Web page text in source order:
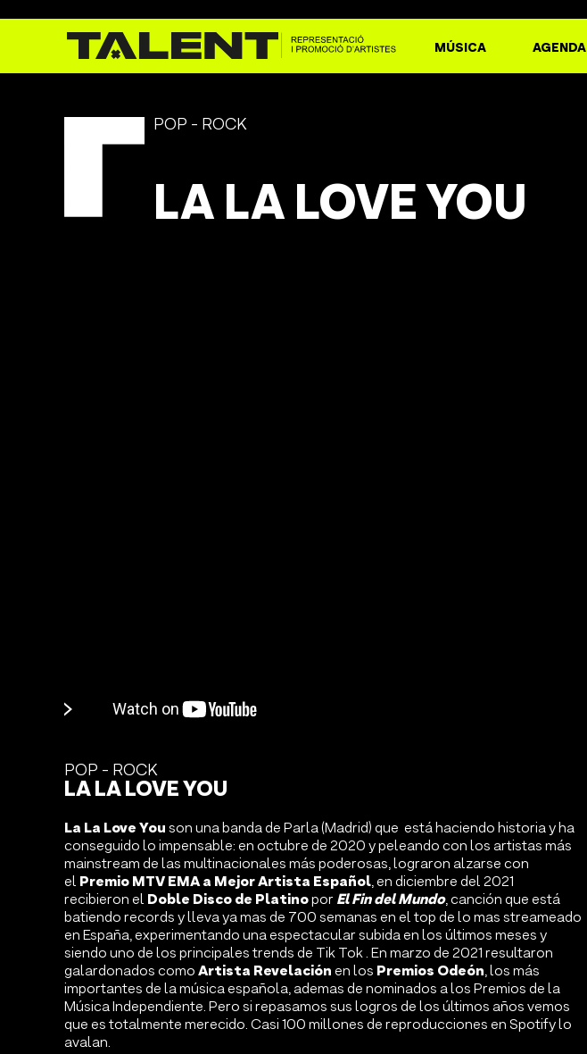
MÚSICA AGENDA
POP - ROCK
LA LA LOVE YOU
POP - ROCK
LA LA LOVE YOU
La La Love Youson una banda de Parla (Madrid) que está haciendo historia y ha
conseguido lo impensable: en octubre de 2020 y peleando con los artistas más
mainstream de las multinacionales más poderosas, lograron alzarse con
el Premio MTV EMA a Mejor Artista Español, en diciembre del 2021
recibieron el Doble Disco de PlatinoporEl Fin del Mundo, canción que está
batiendo records y lleva ya mas de 700 semanas en el top de lo mas streameado
en España, experimentando una espectacular subida en los últimos meses y
siendo uno de los principales trends de Tik Tok . En marzo de 2021 resultaron
galardonados comoArtista Revelación en los Premios Odeón, los más
importantes de la música española, ademas de nominados a los Premios de la
Música Independiente. Pero si repasamos sus logros de los últimos años vemos
que es totalmente merecido. Casi 100 millones de reproducciones en Spotify lo
avalan.